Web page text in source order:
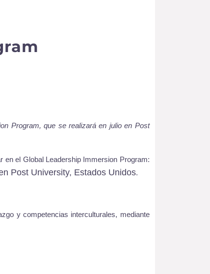
Program, que se realizará en julio en Post
en el Global Leadership Immersion Program:
Post University, Estados Unidos.
y competencias interculturales, mediante